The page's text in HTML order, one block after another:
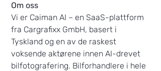
Om oss
Vi er Caiman AI – en SaaS-plattform
fra Cargrafixx GmbH, basert i
Tyskland og en av de raskest
voksende aktørene innen AI-drevet
bilfotografering. Bilforhandlere i hele